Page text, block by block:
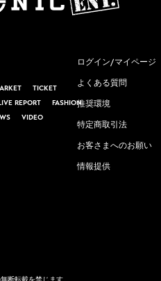
TICKET
REPORT
FASHION
VIDEO
ログイン/マイページ
よくある質問
推奨環境
特定商取引法
お客さまへのお願い
情報提供